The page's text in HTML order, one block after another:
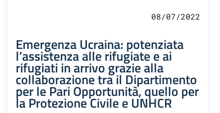
08/07/2022
Emergenza Ucraina: potenziata
l’assistenza alle rifugiate e ai
rifugiati in arrivo grazie alla
collaborazione tra il Dipartimento
per le Pari Opportunità, quello per
la Protezione Civile e UNHCR